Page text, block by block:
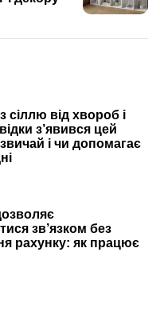
сіллю від хвороб і
з’явився цей
і чи допомагає
зв’язком без
рахунку: як працює